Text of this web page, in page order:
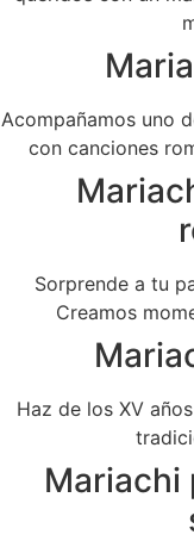
Acompañamos uno
con canciones
Sorprende a tu
Creamos
Haz de los XV
Mariachi